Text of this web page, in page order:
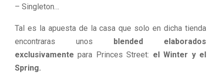
– Singleton…
Tal es la apuesta de la casa que solo en dicha tienda
encontraras unos blended elaborados
exclusivamente para Princes Street: el Winter y el
Spring.